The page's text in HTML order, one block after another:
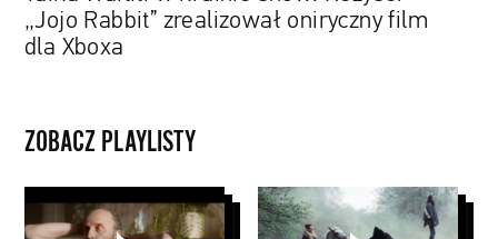
„Jojo Rabbit” zrealizował oniryczny film
dla Xboxa
ZOBACZ PLAYLISTY
Stories
Papaya
Young